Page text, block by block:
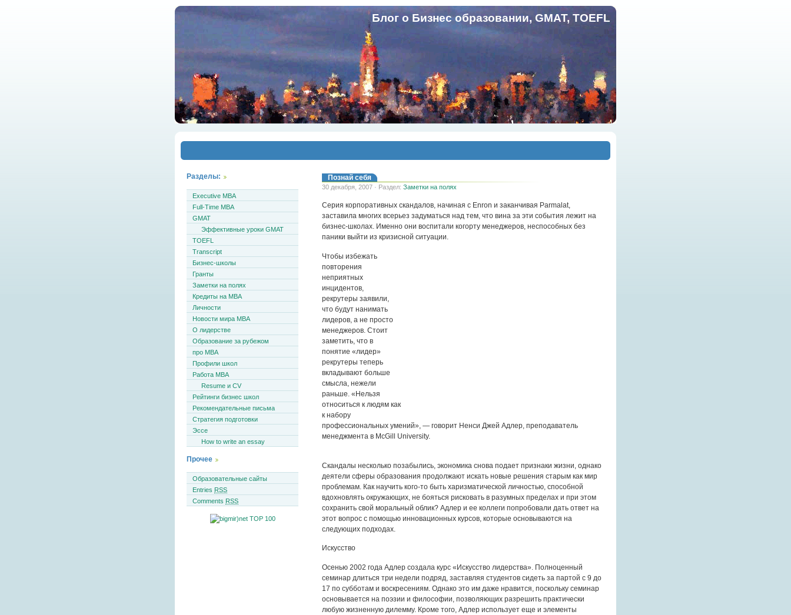
Блог о Бизнес образовании, GMAT, TOEFL
Познай себя
30 декабря, 2007 · Раздел: Заметки на полях
Серия корпоративных скандалов, начиная с Enron и заканчивая Parmalat,
заставила многих всерьез задуматься над тем, что вина за эти события лежит на
бизнес-школах. Именно они воспитали когорту менеджеров, неспособных без
паники выйти из кризисной ситуации.
Чтобы избежать
повторения
неприятных
инцидентов,
рекрутеры заявили,
что будут нанимать
лидеров, а не просто
менеджеров. Стоит
заметить, что в
понятие «лидер»
рекрутеры теперь
вкладывают больше
смысла, нежели
раньше. «Нельзя
относиться к людям как
к набору
профессиональных умений», — говорит Ненси Джей Адлер, преподаватель
менеджмента в McGill University.
Скандалы несколько позабылись, экономика снова подает признаки жизни, однако
деятели сферы образования продолжают искать новые решения старым как мир
проблемам. Как научить кого-то быть харизматической личностью, способной
вдохновлять окружающих, не бояться рисковать в разумных пределах и при этом
сохранить свой моральный облик? Адлер и ее коллеги попробовали дать ответ на
этот вопрос с помощью инновационных курсов, которые основываются на
следующих подходах.
Искусство
Осенью 2002 года Адлер создала курс «Искусство лидерства». Полноценный
семинар длиться три недели подряд, заставляя студентов сидеть за партой с 9 до
17 по субботам и воскресениям. Однако это им даже нравится, поскольку семинар
основывается на поэзии и философии, позволяющих разрешить практически
любую жизненную дилемму. Кроме того, Адлер использует еще и элементы
Разделы:
Executive MBA
Full-Time MBA
GMAT
Эффективные уроки GMAT
TOEFL
Transcript
Бизнес-школы
Гранты
Заметки на полях
Кредиты на MBA
Личности
Новости мира MBA
О лидерстве
Образование за рубежом
про MBA
Профили школ
Работа MBA
Resume и CV
Рейтинги бизнес школ
Рекомендательные письма
Стратегия подготовки
Эссе
How to write an essay
Прочее
Образовательные сайты
Entries RSS
Comments RSS